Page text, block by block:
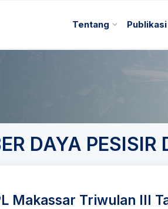
Tentang Publikasi
DAYA
Makassar Triwulan III